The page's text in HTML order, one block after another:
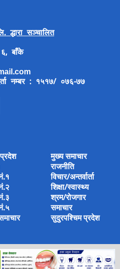
द्धारा सञ्चालित
बाँके
नम्बर : १५१७/ ०७६-७७
मुख्य समाचार
राजनीति
विचार/अन्तर्वार्ता
शिक्षा/स्वास्थ्य
श्रम/रोजगार
समाचार
सुदुरपश्चिम प्रदेश